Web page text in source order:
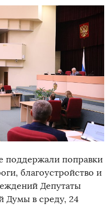
поддержали поправки
благоустройство и
Депутаты
Думы в среду, 24